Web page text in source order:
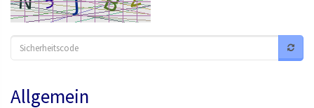
Allgemein